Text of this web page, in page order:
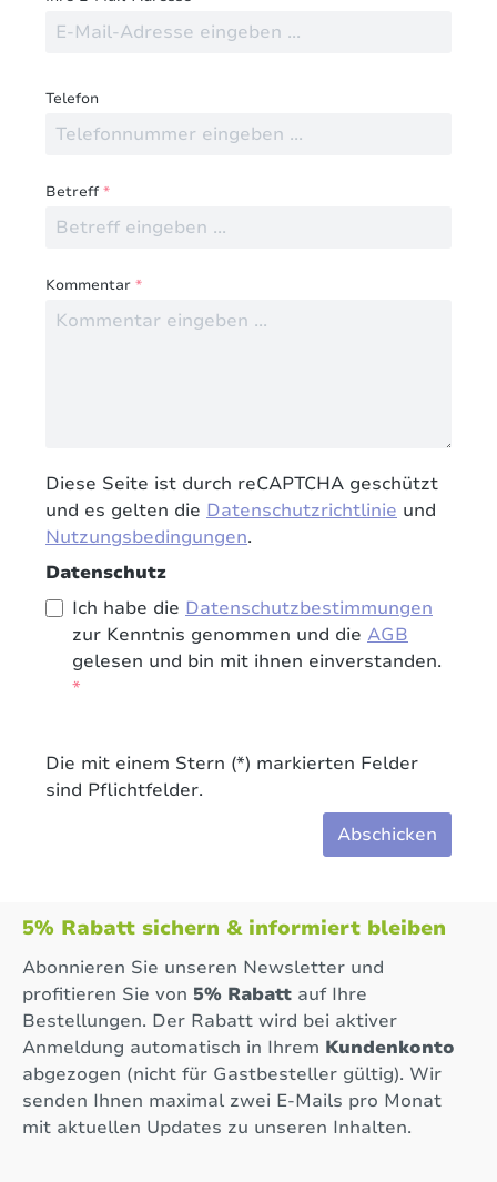
Telefon
Betreff*
Kommentar *
Diese Seite ist durch reCAPTCHA geschützt
und es gelten die Datenschutzrichtlinie und
Nutzungsbedingungen.
Datenschutz
Ich habe die Datenschutzbestimmungen
zur Kenntnis genommen und die AGB
gelesen und bin mit ihnen einverstanden.
*
Die mit einem Stern (*) markierten Felder
sind Pflichtfelder.
Abschicken
5% Rabatt sichern & informiert bleiben
Abonnieren Sie unseren Newsletter und
profitieren Sie von 5% Rabatt auf Ihre
Bestellungen. Der Rabatt wird bei aktiver
Anmeldung automatisch in Ihrem Kundenkonto
abgezogen (nicht für Gastbesteller gültig). Wir
senden Ihnen maximal zwei E-Mails pro Monat
mit aktuellen Updates zu unseren Inhalten.